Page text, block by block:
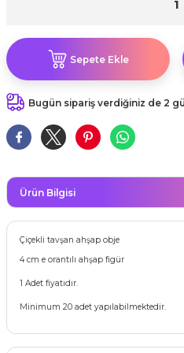
Süsleri (Halloween)
Günü
Süsleri
malzemeleri
VE NİKAH Şekeri SARF
dişim
Maskeleri
Ürünleri Sepete Ekle
Bugün sipariş verdiğiniz de 2
Ürün Bilgisi
Çiçekli tavşan ahşap obje
4 cm e orantılı ahşap figür
1 Adet fiyatıdır.
Minimum 20 adet yapılabilmektedir.